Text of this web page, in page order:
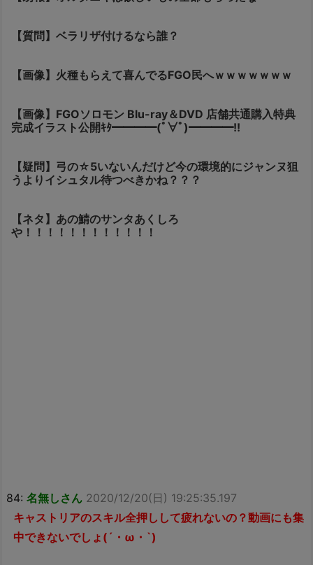
【質問】ベラリザ付けるなら誰？
【画像】火種もらえて喜んでるFGO民へｗｗｗｗｗｗｗ
【画像】FGOソロモン Blu-ray＆DVD 店舗共通購入特典
完成イラスト公開ｷﾀ━━━━(ﾟ∀ﾟ)━━━━!!
【疑問】弓の☆5いないんだけど今の環境的にジャンヌ狙
うよりイシュタル待つべきかね？？？
【ネタ】あの鯖のサンタあくしろ
や！！！！！！！！！！！！
84: 名無しさん 2020/12/20(日) 19:25:35.197
キャストリアのスキル全押しして疲れないの？動画にも集
中できないでしょ(´・ω・`)